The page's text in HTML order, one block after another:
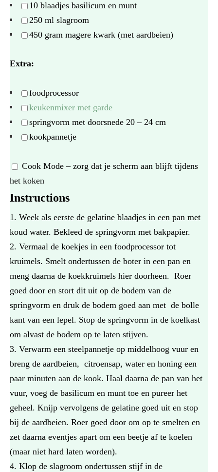
10 blaadjes basilicum en munt
250 ml slagroom
450 gram magere kwark (met aardbeien)
Extra:
foodprocessor
keukenmixer met garde
springvorm met doorsnede 20 – 24 cm
kookpannetje
Cook Mode – zorg dat je scherm aan blijft tijdens
het koken
Instructions
Week als eerste de gelatine blaadjes in een pan met
koud water. Bekleed de springvorm met bakpapier.
Vermaal de koekjes in een foodprocessor tot
kruimels. Smelt ondertussen de boter in een pan en
meng daarna de koekkruimels hier doorheen. Roer
goed door en stort dit uit op de bodem van de
springvorm en druk de bodem goed aan met de bolle
kant van een lepel. Stop de springvorm in de koelkast
om alvast de bodem op te laten stijven.
Verwarm een steelpannetje op middelhoog vuur en
breng de aardbeien, citroensap, water en honing een
paar minuten aan de kook. Haal daarna de pan van het
vuur, voeg de basilicum en munt toe en pureer het
geheel. Knijp vervolgens de gelatine goed uit en stop
bij de aardbeien. Roer goed door om op te smelten en
zet daarna eventjes apart om een beetje af te koelen
(maar niet hard laten worden).
Klop de slagroom ondertussen stijf in de